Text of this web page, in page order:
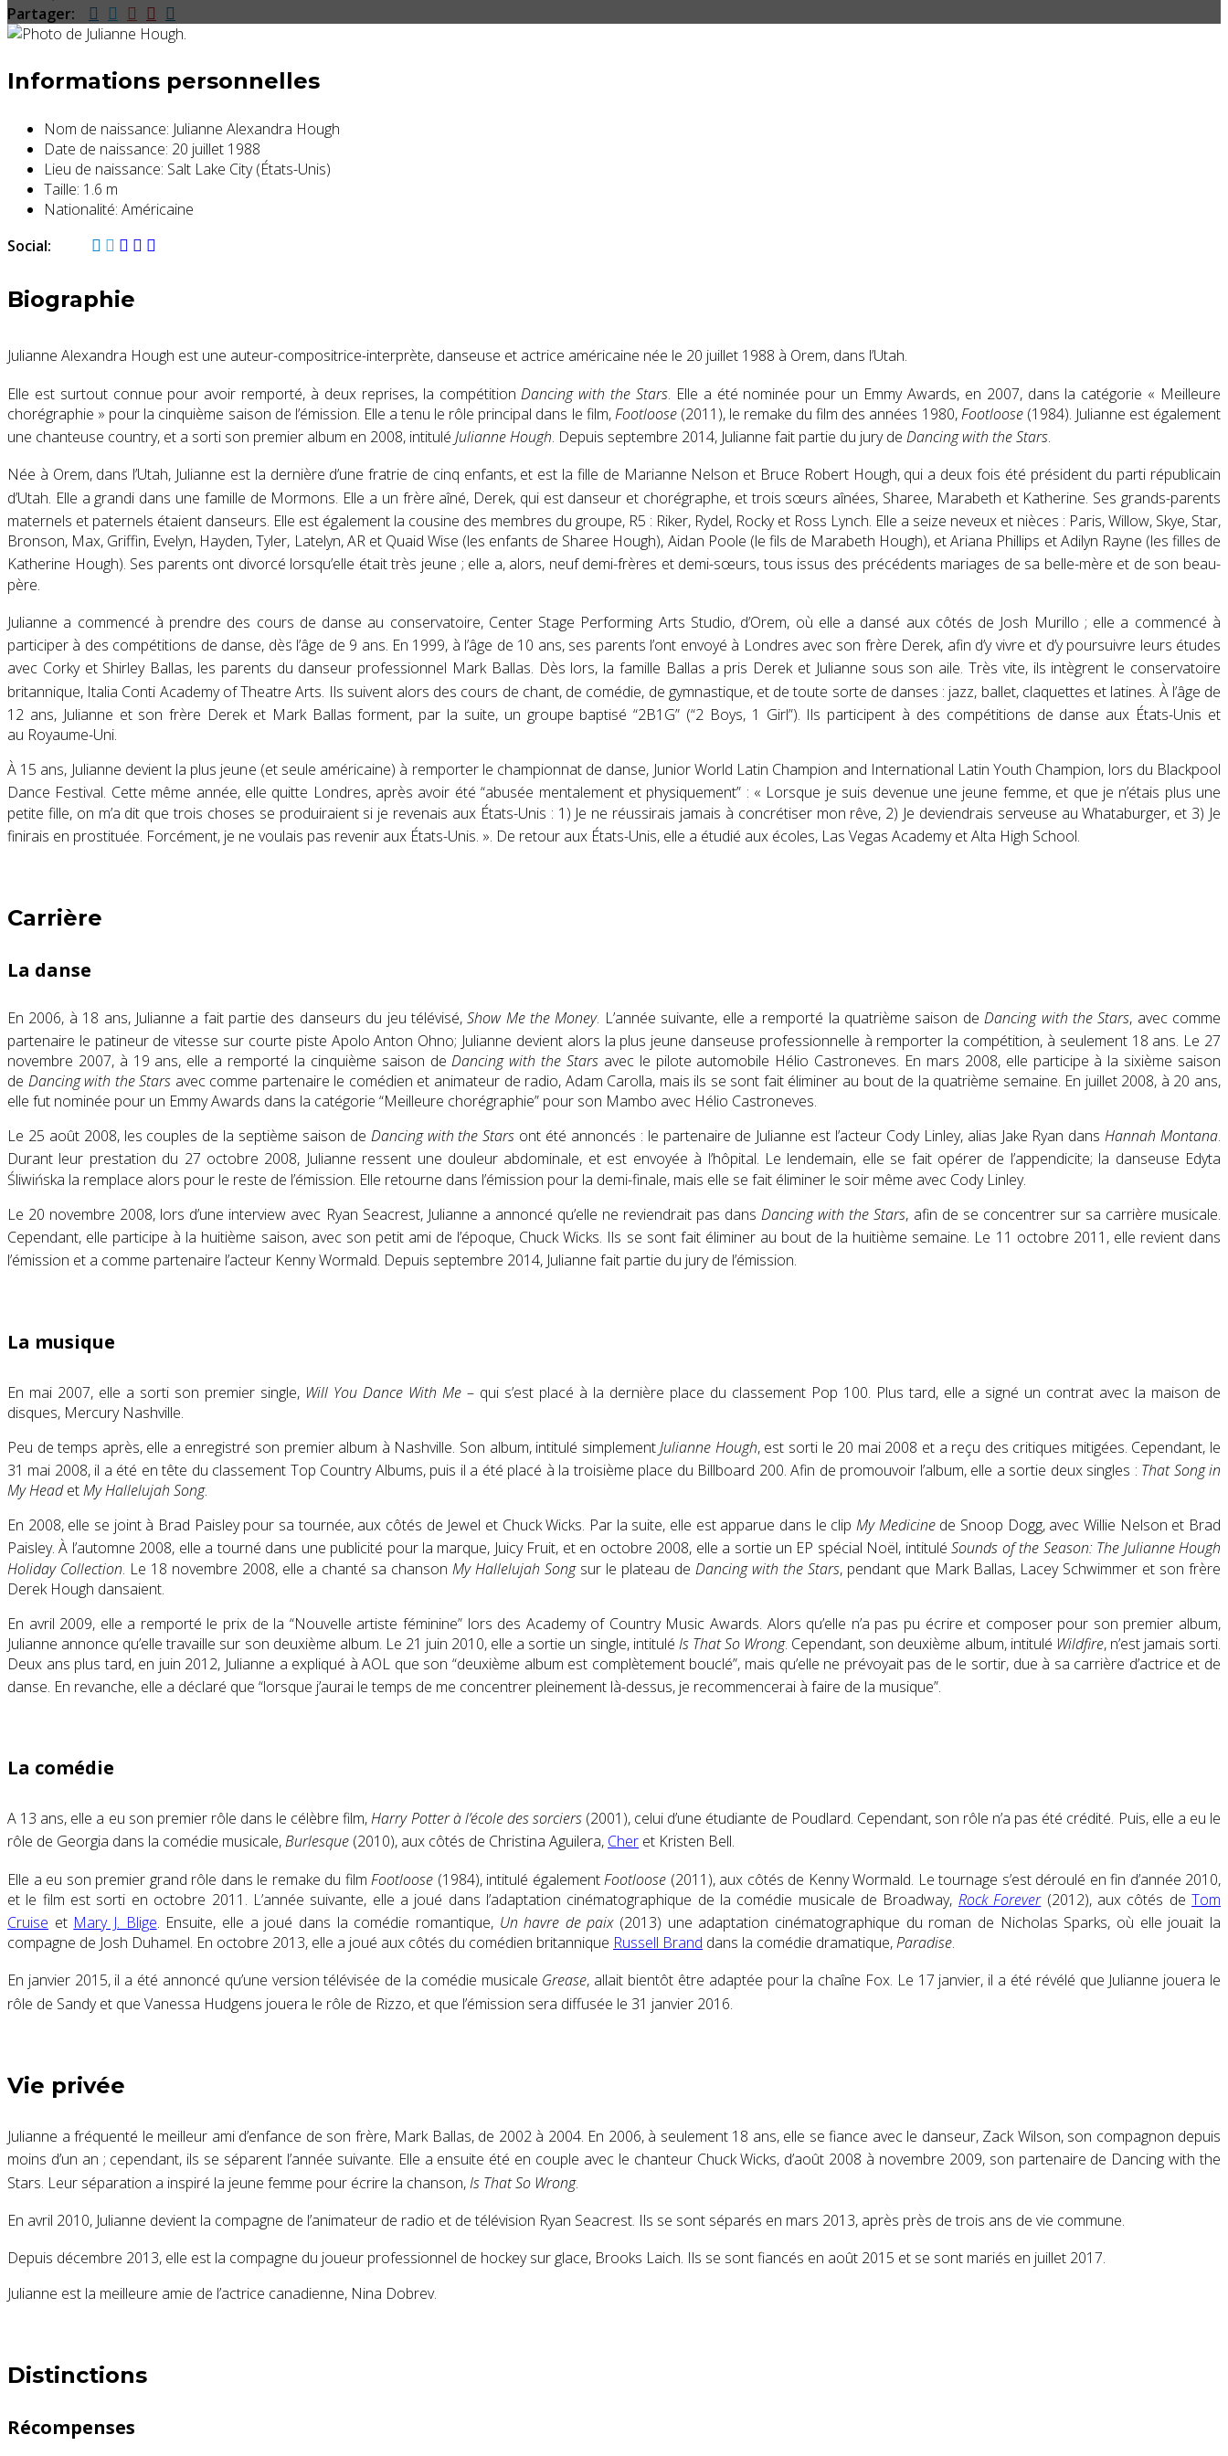
Partager:
Informations personnelles
Nom de naissance: Julianne Alexandra Hough
Date de naissance: 20 juillet 1988
Lieu de naissance: Salt Lake City (États-Unis)
Taille: 1.6 m
Nationalité: Américaine
Social:
Biographie
Julianne Alexandra Hough est une auteur-compositrice-interprète, danseuse et actrice américaine née le 20 juillet 1988 à Orem, dans l’Utah.
Elle est surtout connue pour avoir remporté, à deux reprises, la compétitionDancing with the Stars. Elle a été nominée pour un Emmy Awards, en 2007, dans la catégorie « Meilleure
chorégraphie » pour la cinquième saison de l’émission. Elle a tenu le rôle principal dans le film,Footloose (2011), le remake du film des années 1980,Footloose (1984). Julianne est également
une chanteuse country, et a sorti son premier album en 2008, intitulé Julianne Hough. Depuis septembre 2014, Julianne fait partie du jury de Dancing with the Stars.
Née à Orem, dans l’Utah, Julianne est la dernière d’une fratrie de cinq enfants, et est la fille de Marianne Nelson et Bruce Robert Hough, qui a deux fois été président du parti républicain
d’Utah. Elle a grandi dans une famille de Mormons. Elle a un frère aîné, Derek, qui est danseur et chorégraphe, et trois sœurs aînées, Sharee, Marabeth et Katherine. Ses grands-parents
maternels et paternels étaient danseurs. Elle est également la cousine des membres du groupe, R5 : Riker, Rydel, Rocky et Ross Lynch. Elle a seize neveux et nièces : Paris, Willow, Skye, Star,
Bronson, Max, Griffin, Evelyn, Hayden, Tyler, Latelyn, AR et Quaid Wise (les enfants de Sharee Hough), Aidan Poole (le fils de Marabeth Hough), et Ariana Phillips et Adilyn Rayne (les filles de
Katherine Hough). Ses parents ont divorcé lorsqu’elle était très jeune ; elle a, alors, neuf demi-frères et demi-sœurs, tous issus des précédents mariages de sa belle-mère et de son beau-
père.
Julianne a commencé à prendre des cours de danse au conservatoire, Center Stage Performing Arts Studio, d’Orem, où elle a dansé aux côtés de Josh Murillo ; elle a commencé à
participer à des compétitions de danse, dès l’âge de 9 ans. En 1999, à l’âge de 10 ans, ses parents l’ont envoyé à Londres avec son frère Derek, afin d’y vivre et d’y poursuivre leurs études
avec Corky et Shirley Ballas, les parents du danseur professionnel Mark Ballas. Dès lors, la famille Ballas a pris Derek et Julianne sous son aile. Très vite, ils intègrent le conservatoire
britannique, Italia Conti Academy of Theatre Arts. Ils suivent alors des cours de chant, de comédie, de gymnastique, et de toute sorte de danses : jazz, ballet, claquettes et latines. À l’âge de
12 ans, Julianne et son frère Derek et Mark Ballas forment, par la suite, un groupe baptisé “2B1G” (“2 Boys, 1 Girl”). Ils participent à des compétitions de danse aux États-Unis et
au Royaume-Uni.
À 15 ans, Julianne devient la plus jeune (et seule américaine) à remporter le championnat de danse, Junior World Latin Champion and International Latin Youth Champion, lors du Blackpool
Dance Festival. Cette même année, elle quitte Londres, après avoir été “abusée mentalement et physiquement” : « Lorsque je suis devenue une jeune femme, et que je n’étais plus une
petite fille, on m’a dit que trois choses se produiraient si je revenais aux États-Unis : 1) Je ne réussirais jamais à concrétiser mon rêve, 2) Je deviendrais serveuse au Whataburger, et 3) Je
finirais en prostituée. Forcément, je ne voulais pas revenir aux États-Unis. ». De retour aux États-Unis, elle a étudié aux écoles, Las Vegas Academy et Alta High School.
Carrière
La danse
En 2006, à 18 ans, Julianne a fait partie des danseurs du jeu télévisé,Show Me the Money. L’année suivante, elle a remporté la quatrième saison deDancing with the Stars, avec comme
partenaire le patineur de vitesse sur courte piste Apolo Anton Ohno; Julianne devient alors la plus jeune danseuse professionnelle à remporter la compétition, à seulement 18 ans. Le 27
novembre 2007, à 19 ans, elle a remporté la cinquième saison deDancing with the Stars avec le pilote automobile Hélio Castroneves. En mars 2008, elle participe à la sixième saison
de Dancing with the Stars avec comme partenaire le comédien et animateur de radio, Adam Carolla, mais ils se sont fait éliminer au bout de la quatrième semaine. En juillet 2008, à 20 ans,
elle fut nominée pour un Emmy Awards dans la catégorie “Meilleure chorégraphie” pour son Mambo avec Hélio Castroneves.
Le 25 août 2008, les couples de la septième saison de Dancing with the Stars ont été annoncés : le partenaire de Julianne est l’acteur Cody Linley, alias Jake Ryan dansHannah Montana.
Durant leur prestation du 27 octobre 2008, Julianne ressent une douleur abdominale, et est envoyée à l’hôpital. Le lendemain, elle se fait opérer de l’appendicite; la danseuse Edyta
Śliwińska la remplace alors pour le reste de l’émission. Elle retourne dans l’émission pour la demi-finale, mais elle se fait éliminer le soir même avec Cody Linley.
Le 20 novembre 2008, lors d’une interview avec Ryan Seacrest, Julianne a annoncé qu’elle ne reviendrait pas dansDancing with the Stars, afin de se concentrer sur sa carrière musicale.
Cependant, elle participe à la huitième saison, avec son petit ami de l’époque, Chuck Wicks. Ils se sont fait éliminer au bout de la huitième semaine. Le 11 octobre 2011, elle revient dans
l’émission et a comme partenaire l’acteur Kenny Wormald. Depuis septembre 2014, Julianne fait partie du jury de l’émission.
La musique
En mai 2007, elle a sorti son premier single, Will You Dance With Me – qui s’est placé à la dernière place du classement Pop 100. Plus tard, elle a signé un contrat avec la maison de
disques, Mercury Nashville.
Peu de temps après, elle a enregistré son premier album à Nashville. Son album, intitulé simplementJulianne Hough, est sorti le 20 mai 2008 et a reçu des critiques mitigées. Cependant, le
31 mai 2008, il a été en tête du classement Top Country Albums, puis il a été placé à la troisième place du Billboard 200. Afin de promouvoir l’album, elle a sortie deux singles : That Song in
My HeadetMy Hallelujah Song.
En 2008, elle se joint à Brad Paisley pour sa tournée, aux côtés de Jewel et Chuck Wicks. Par la suite, elle est apparue dans le clip My Medicinede Snoop Dogg, avec Willie Nelson et Brad
Paisley. À l’automne 2008, elle a tourné dans une publicité pour la marque, Juicy Fruit, et en octobre 2008, elle a sortie un EP spécial Noël, intituléSounds of the Season: The Julianne Hough
Holiday Collection. Le 18 novembre 2008, elle a chanté sa chanson My Hallelujah Songsur le plateau de Dancing with the Stars, pendant que Mark Ballas, Lacey Schwimmer et son frère
Derek Hough dansaient.
En avril 2009, elle a remporté le prix de la “Nouvelle artiste féminine” lors des Academy of Country Music Awards. Alors qu’elle n’a pas pu écrire et composer pour son premier album,
Julianne annonce qu’elle travaille sur son deuxième album. Le 21 juin 2010, elle a sortie un single, intitulé Is That So Wrong. Cependant, son deuxième album, intitulé Wildfire, n’est jamais sorti.
Deux ans plus tard, en juin 2012, Julianne a expliqué à AOL que son “deuxième album est complètement bouclé”, mais qu’elle ne prévoyait pas de le sortir, due à sa carrière d’actrice et de
danse. En revanche, elle a déclaré que “lorsque j’aurai le temps de me concentrer pleinement là-dessus, je recommencerai à faire de la musique”.
La comédie
A 13 ans, elle a eu son premier rôle dans le célèbre film,Harry Potter à l’école des sorciers (2001), celui d’une étudiante de Poudlard. Cependant, son rôle n’a pas été crédité. Puis, elle a eu le
rôle de Georgia dans la comédie musicale,Burlesque (2010), aux côtés de Christina Aguilera, Cher et Kristen Bell.
Elle a eu son premier grand rôle dans le remake du film Footloose (1984), intitulé égalementFootloose (2011), aux côtés de Kenny Wormald. Le tournage s’est déroulé en fin d’année 2010,
et le film est sorti en octobre 2011. L’année suivante, elle a joué dans l’adaptation cinématographique de la comédie musicale de Broadway, Rock Forever (2012), aux côtés deTom
Cruise et Mary J. Blige. Ensuite, elle a joué dans la comédie romantique, Un havre de paix(2013) une adaptation cinématographique du roman de Nicholas Sparks, où elle jouait la
compagne de Josh Duhamel. En octobre 2013, elle a joué aux côtés du comédien britannique Russell Brand dans la comédie dramatique,Paradise.
En janvier 2015, il a été annoncé qu’une version télévisée de la comédie musicale Grease, allait bientôt être adaptée pour la chaîne Fox. Le 17 janvier, il a été révélé que Julianne jouera le
rôle de Sandy et que Vanessa Hudgens jouera le rôle de Rizzo, et que l’émission sera diffusée le 31 janvier 2016.
Vie privée
Julianne a fréquenté le meilleur ami d’enfance de son frère, Mark Ballas, de 2002 à 2004. En 2006, à seulement 18 ans, elle se fiance avec le danseur, Zack Wilson, son compagnon depuis
moins d’un an ; cependant, ils se séparent l’année suivante. Elle a ensuite été en couple avec le chanteur Chuck Wicks, d’août 2008 à novembre 2009, son partenaire de Dancing with the
Stars. Leur séparation a inspiré la jeune femme pour écrire la chanson,Is That So Wrong.
En avril 2010, Julianne devient la compagne de l’animateur de radio et de télévision Ryan Seacrest. Ils se sont séparés en mars 2013, après près de trois ans de vie commune.
Depuis décembre 2013, elle est la compagne du joueur professionnel de hockey sur glace, Brooks Laich. Ils se sont fiancés en août 2015 et se sont mariés en juillet 2017.
Julianne est la meilleure amie de l’actrice canadienne, Nina Dobrev.
Distinctions
Récompenses